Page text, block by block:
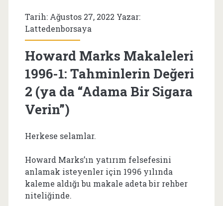
Tarih: Ağustos 27, 2022 Yazar:
Lattedenborsaya
Howard Marks Makaleleri
1996-1: Tahminlerin Değeri
2 (ya da “Adama Bir Sigara
Verin”)
Herkese selamlar.
Howard Marks’ın yatırım felsefesini
anlamak isteyenler için 1996 yılında
kaleme aldığı bu makale adeta bir rehber
niteliğinde.